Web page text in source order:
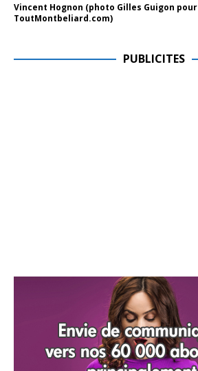
Vincent Hognon (photo Gilles Guigon pour
ToutMontbeliard.com)
PUBLICITES